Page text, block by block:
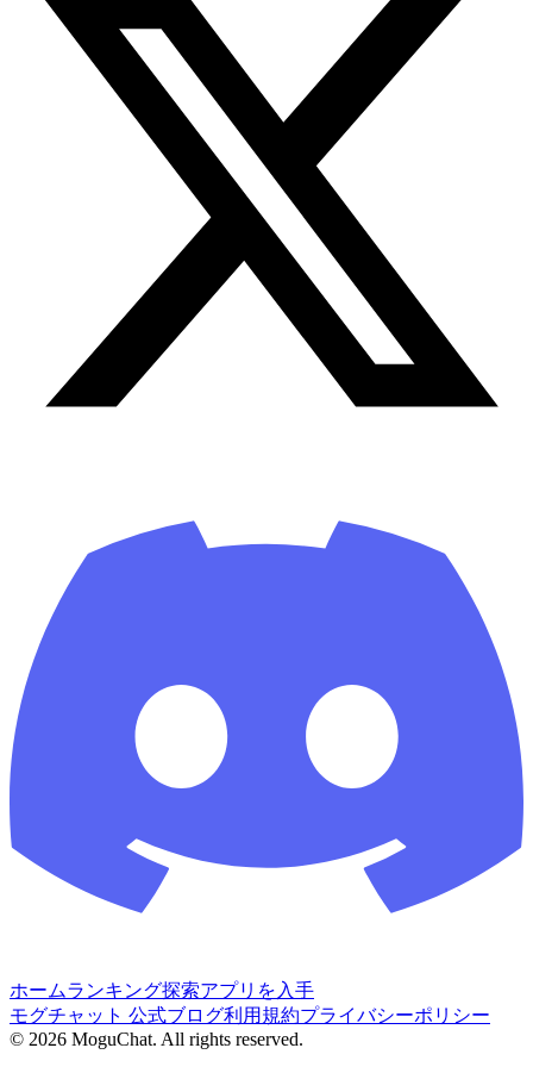
ホームランキング探索アプリを入手
モグチャット 公式ブログ利用規約プライバシーポリシー
© 2026 MoguChat. All rights reserved.